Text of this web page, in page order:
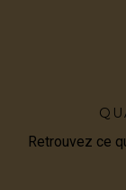
Retrouvez ce